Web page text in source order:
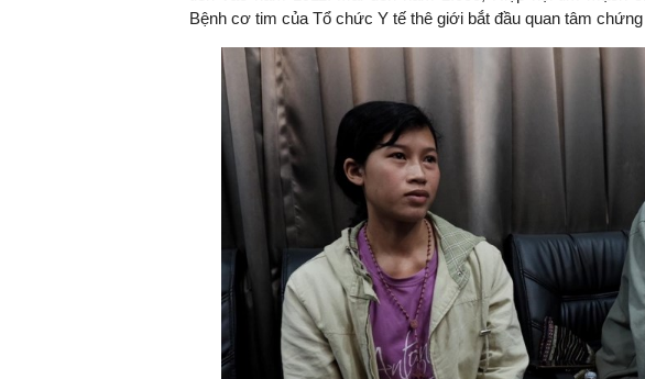
Bệnh cơ tim của Tổ chức Y tế thê giới bắt đầu quan tâm chứng